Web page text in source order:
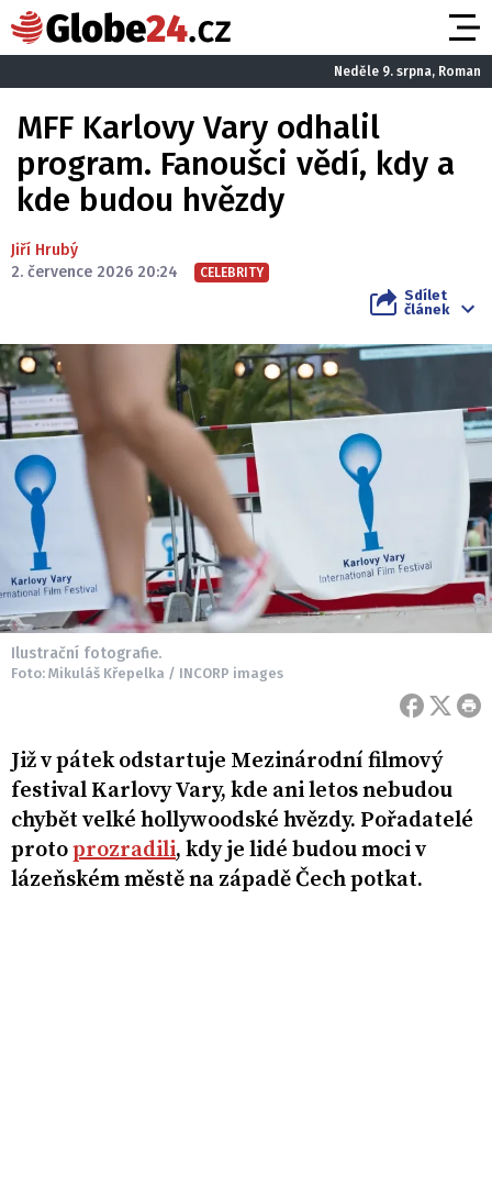
Neděle 9. srpna, Roman
MFF Karlovy Vary odhalil
program. Fanoušci vědí, kdy a
kde budou hvězdy
Jiří Hrubý
2. července 2026 20:24
CELEBRITY
Sdílet
článek
Ilustrační fotografie.
Foto: Mikuláš Křepelka / INCORP images
Již v pátek odstartuje Mezinárodní filmový
festival Karlovy Vary, kde ani letos nebudou
chybět velké hollywoodské hvězdy. Pořadatelé
protoprozradili, kdy je lidé budou moci v
lázeňském městě na západě Čech potkat.